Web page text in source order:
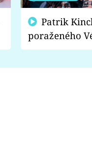
poraženého
fanoušci